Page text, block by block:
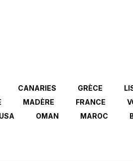
CANARIES GRÈCE
MADÈRE FRANCE
OMAN MAROC